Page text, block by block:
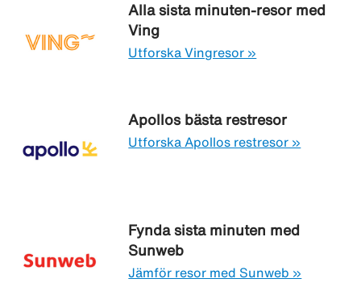
Alla sista minuten-resor med
Ving
Utforska Vingresor »
Apollos bästa restresor
Utforska Apollos restresor »
Fynda sista minuten med
Sunweb
Jämför resor med Sunweb »